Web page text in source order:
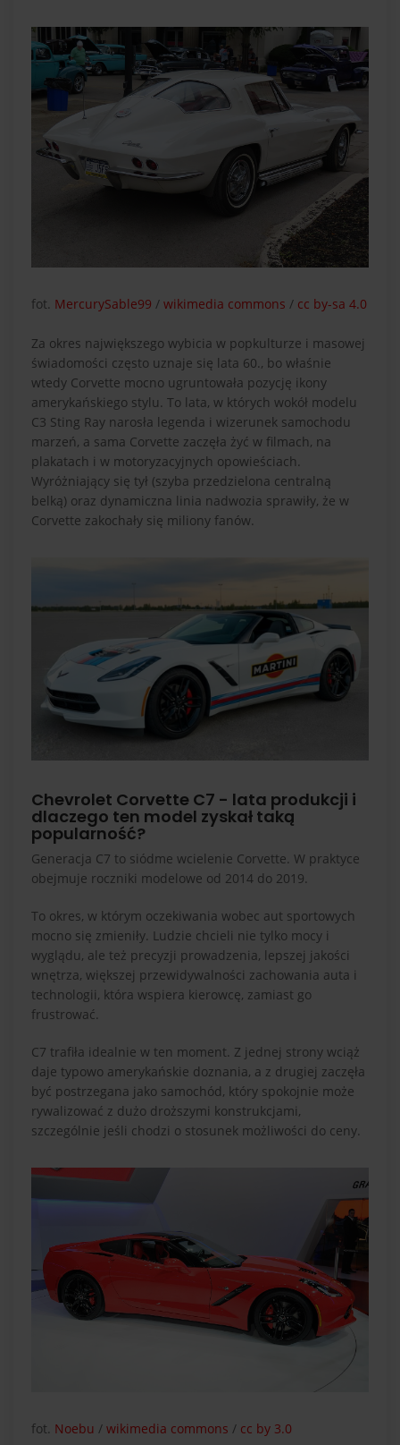
fot. MercurySable99 / wikimedia commons / cc by-sa 4.0
Za okres największego wybicia w popkulturze i masowej
świadomości często uznaje się lata 60., bo właśnie
wtedy Corvette mocno ugruntowała pozycję ikony
amerykańskiego stylu. To lata, w których wokół modelu
C3 Sting Ray narosła legenda i wizerunek samochodu
marzeń, a sama Corvette zaczęła żyć w filmach, na
plakatach i w motoryzacyjnych opowieściach.
Wyróżniający się tył (szyba przedzielona centralną
belką) oraz dynamiczna linia nadwozia sprawiły, że w
Corvette zakochały się miliony fanów.
Chevrolet Corvette C7 - lata produkcji i
dlaczego ten model zyskał taką
popularność?
Generacja C7 to siódme wcielenie Corvette. W praktyce
obejmuje roczniki modelowe od 2014 do 2019.
To okres, w którym oczekiwania wobec aut sportowych
mocno się zmieniły. Ludzie chcieli nie tylko mocy i
wyglądu, ale też precyzji prowadzenia, lepszej jakości
wnętrza, większej przewidywalności zachowania auta i
technologii, która wspiera kierowcę, zamiast go
frustrować.
C7 trafiła idealnie w ten moment. Z jednej strony wciąż
daje typowo amerykańskie doznania, a z drugiej zaczęła
być postrzegana jako samochód, który spokojnie może
rywalizować z dużo droższymi konstrukcjami,
szczególnie jeśli chodzi o stosunek możliwości do ceny.
fot. Noebu / wikimedia commons / cc by 3.0